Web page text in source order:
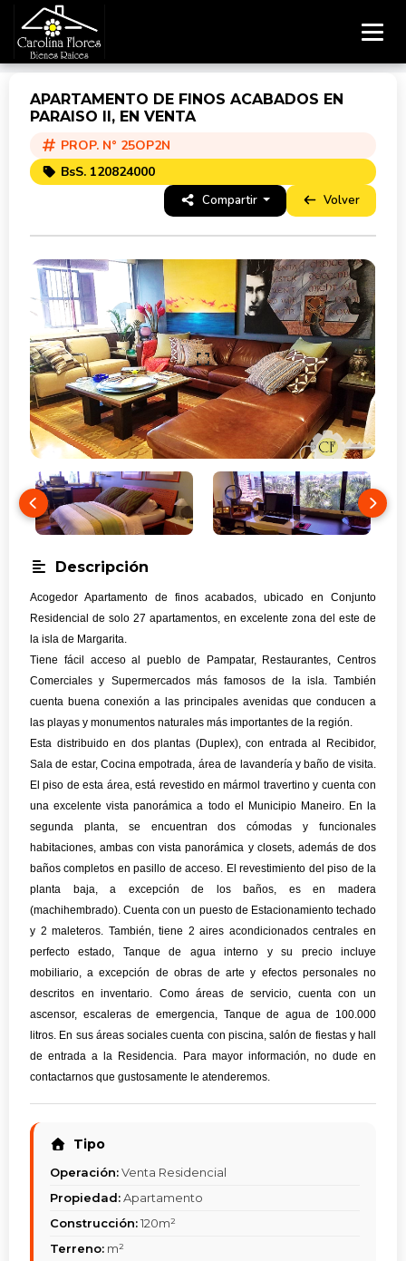
APARTAMENTO DE FINOS ACABADOS EN
PARAISO II, EN VENTA
PROP. N° 25OP2N
BsS. 120824000
Compartir Volver
Descripción
Acogedor Apartamento de finos acabados, ubicado en Conjunto
Residencial de solo 27 apartamentos, en excelente zona del este de
la isla de Margarita.
Tiene fácil acceso al pueblo de Pampatar, Restaurantes, Centros
Comerciales y Supermercados más famosos de la isla. También
cuenta buena conexión a las principales avenidas que conducen a
las playas y monumentos naturales más importantes de la región.
Esta distribuido en dos plantas (Duplex), con entrada al Recibidor,
Sala de estar, Cocina empotrada, área de lavandería y baño de visita.
El piso de esta área, está revestido en mármol travertino y cuenta con
una excelente vista panorámica a todo el Municipio Maneiro. En la
segunda planta, se encuentran dos cómodas y funcionales
habitaciones, ambas con vista panorámica y closets, además de dos
baños completos en pasillo de acceso. El revestimiento del piso de la
planta baja, a excepción de los baños, es en madera
(machihembrado). Cuenta con un puesto de Estacionamiento techado
y 2 maleteros. También, tiene 2 aires acondicionados centrales en
perfecto estado, Tanque de agua interno y su precio incluye
mobiliario, a excepción de obras de arte y efectos personales no
descritos en inventario. Como áreas de servicio, cuenta con un
ascensor, escaleras de emergencia, Tanque de agua de 100.000
litros. En sus áreas sociales cuenta con piscina, salón de fiestas y hall
de entrada a la Residencia. Para mayor información, no dude en
contactarnos que gustosamente le atenderemos.
Tipo
Operación:Venta Residencial
Propiedad:Apartamento
Construcción:120m²
Terreno: m²